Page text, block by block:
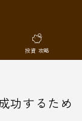
投資 攻略
功するため